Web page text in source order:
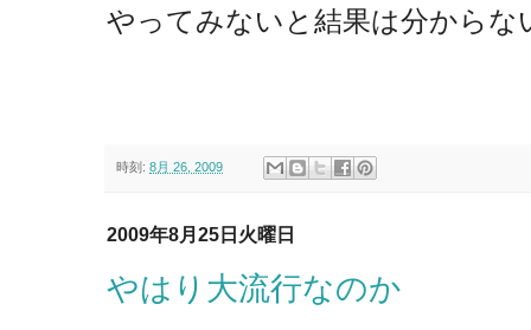
やってみないと結果は分からな
時刻: 8月 26, 2009
2009年8月25日火曜日
やはり大流行なのか